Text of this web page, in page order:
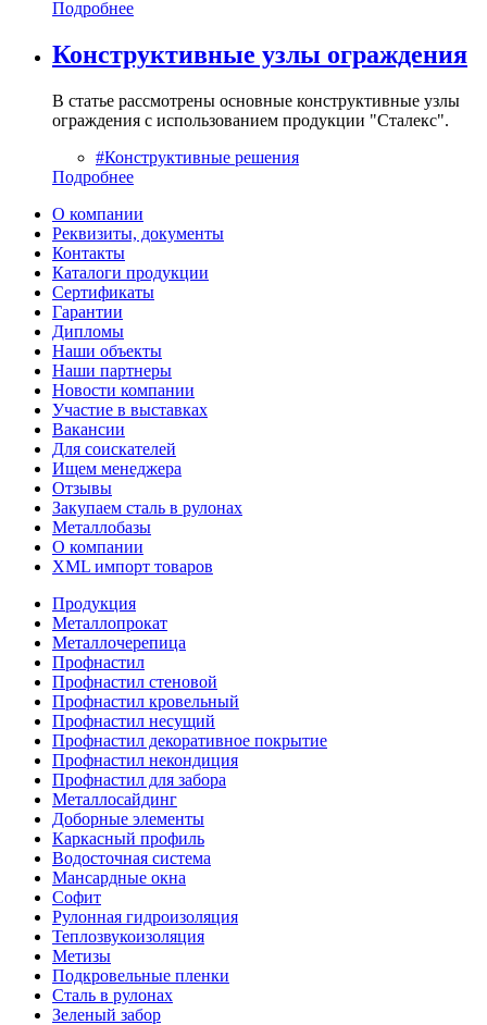
Подробнее
Конструктивные узлы ограждения
В статье рассмотрены основные конструктивные узлы
ограждения с использованием продукции "Сталекс".
#Конструктивные решения
Подробнее
О компании
Реквизиты, документы
Контакты
Каталоги продукции
Сертификаты
Гарантии
Дипломы
Наши объекты
Наши партнеры
Новости компании
Участие в выставках
Вакансии
Для соискателей
Ищем менеджера
Отзывы
Закупаем сталь в рулонах
Металлобазы
О компании
XML импорт товаров
Продукция
Металлопрокат
Металлочерепица
Профнастил
Профнастил стеновой
Профнастил кровельный
Профнастил несущий
Профнастил декоративное покрытие
Профнастил некондиция
Профнастил для забора
Металлосайдинг
Доборные элементы
Каркасный профиль
Водосточная система
Мансардные окна
Софит
Рулонная гидроизоляция
Теплозвукоизоляция
Метизы
Подкровельные пленки
Сталь в рулонах
Зеленый забор